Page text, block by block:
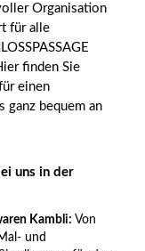
Organisation
für alle
finden Sie
einen
ganz bequem an
uns in der
Kambli: Von
und